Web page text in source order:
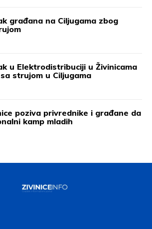
građana na Ciljugama zbog
u Elektrodistribuciji u Živinicama
strujom u Ciljugama
poziva privrednike i građane da
kamp mladih